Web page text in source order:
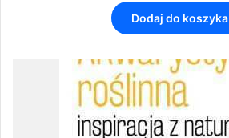
Dodaj do koszyka